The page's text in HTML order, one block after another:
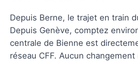
Depuis Berne, le trajet en train
Depuis Genève, comptez
centrale de Bienne est
réseau CFF. Aucun